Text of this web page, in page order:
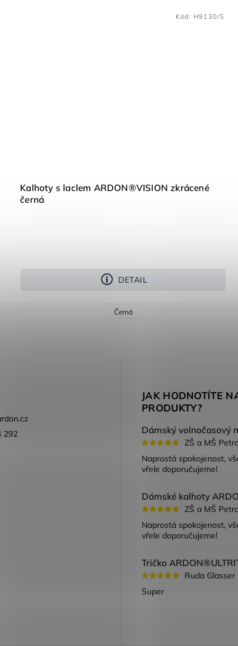
Kalhoty s laclem ARDON®VISION zkrácené
černá
DETAIL
Černá
Kód: H9130/S
292
JAK HODNOTÍTE
PRODUKTY?
ZŠ a MŠ
Naprostá spokojenost,
vřele doporučujeme!
ZŠ a MŠ
Naprostá spokojenost,
vřele doporučujeme!
Ruda Glasser
Super